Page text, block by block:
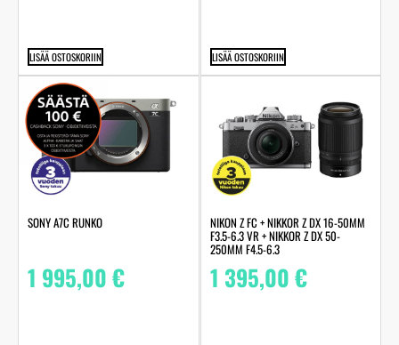
LISÄÄ OSTOSKORIIN LISÄÄ OSTOSKORIIN
SONY A7C RUNKO
1 995,00€
NIKON Z FC + NIKKOR Z DX 16-50MM
F3.5-6.3 VR + NIKKOR Z DX 50-
250MM F4.5-6.3
1 395,00€